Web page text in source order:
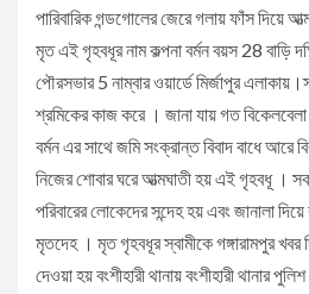
পারিবারিক গন্ডগোলের জেরে গলায় ফাঁস দিয়ে
মৃত এই গৃহবধূর নাম কল্পনা বর্মন বয়স 28 বাড়ি
পৌরসভার 5 নাম্বার ওয়ার্ডে মির্জাপুর
শ্রমিকের কাজ করে । জানা যায় গত বিকেলবেলা
বর্মন এর সাথে জমি সংক্রান্ত বিবাদ বাধে আরে
নিজের শোবার ঘরে আত্মঘাতী হয় এই গৃহবধূ ।
পরিবারের লোকেদের সন্দেহ হয় এবং জানালা
মৃতদেহ । মৃত গৃহবধূর স্বামীকে গঙ্গারামপুর
দেওয়া হয় বংশীহারী থানায় বংশীহারী থানার